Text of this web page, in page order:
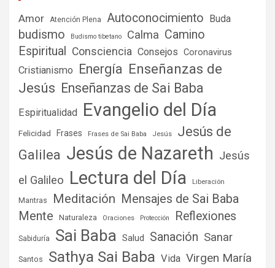
Amor Atención Plena Autoconocimiento Buda
budismo Budismo tibetano Calma Camino
Espiritual
Consciencia Consejos Coronavirus
Cristianismo Energía Enseñanzas de
Jesús Enseñanzas de Sai Baba
Espiritualidad Evangelio del Día
Felicidad Frases Frases de Sai Baba Jesús
Jesús de
Galilea Jesús de Nazareth Jesús
el Galileo Lectura del Día Liberación
Mantras Meditación Mensajes de Sai Baba
Mente
Naturaleza Oraciones Protección Reflexiones
Sabiduría Sai Baba Salud Sanación Sanar
Santos Sathya Sai Baba Vida Virgen María